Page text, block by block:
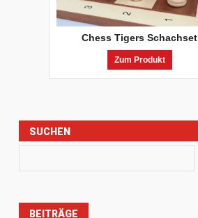
Chess Tigers Schachset
Zum Produkt
SUCHEN
BEITRÄGE